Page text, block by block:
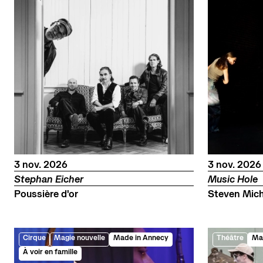
3 novembre
nov. 2026
Stephan Eicher
Poussière d'or
3 novembre
nov. 2026
Music Hole
Steven
Cirque Magie nouvelle
Made in Annecy
À voir en famille
Théâtre